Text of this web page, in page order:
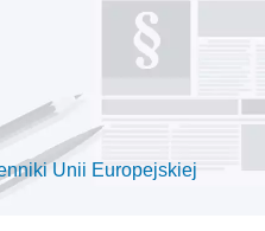
Unii Europejskiej